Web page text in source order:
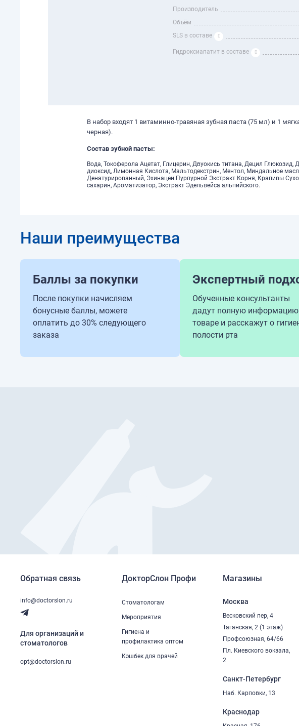
Производитель
Объём
SLS в составе
Гидроксиапатит в составе
В набор входят 1 витаминно-травяная зубная паста (75 мл) и 1
черная).
Состав зубной пасты:
Вода, Токоферола Ацетат, Глицерин, Двуокись титана, Децил
диоксид, Лимонная Кислота, Мальтодекстрин, Ментол, Миндальное
Денатурированный, Эхинацеи Пурпурной Экстракт Корня, Крапивы
сахарин, Ароматизатор, Экстракт Эдельвейса альпийского.
Наши преимущества
Баллы за покупки
После покупки начисляем
бонусные баллы, можете
оплатить до 30% следующего
заказа
Экспертный
Обученные консультанты
дадут полную
товаре и расскажут о
полости рта
Обратная связь
info@doctorslon.ru
Для организаций и
стоматологов
opt@doctorslon.ru
ДокторСлон Профи
Стоматологам
Мероприятия
Гигиена и
профилактика оптом
Кэшбек для врачей
Магазины
Москва
Весковский пер, 4
Таганская, 2 (1 этаж)
Профсоюзная, 64/66
Пл. Киевского вокзала,
2
Санкт-Петербург
Наб. Карповки, 13
Краснодар